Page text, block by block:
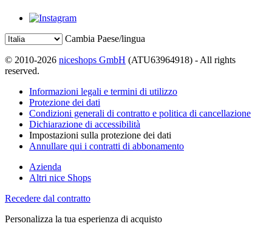
Cambia Paese/lingua
© 2010-2026 niceshops GmbH (ATU63964918) - All rights
reserved.
Informazioni legali e termini di utilizzo
Protezione dei dati
Condizioni generali di contratto e politica di cancellazione
Dichiarazione di accessibilità
Impostazioni sulla protezione dei dati
Annullare qui i contratti di abbonamento
Azienda
Altri nice Shops
Recedere dal contratto
Personalizza la tua esperienza di acquisto